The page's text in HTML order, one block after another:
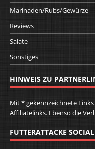
Marinaden/Rubs/Gewürze
Reviews
Salate
Sonstiges
HINWEIS ZU
Mit * gekennzeichnete
Affiliatelinks. Ebenso die
FUTTERATTACKE